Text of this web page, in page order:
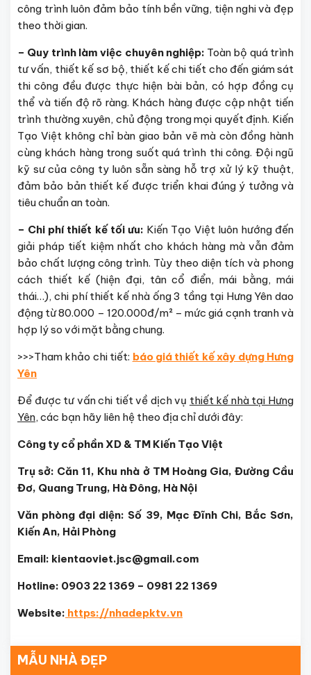
công trình luôn đảm bảo tính bền vững, tiện nghi và đẹp
theo thời gian.
– Quy trình làm việc chuyên nghiệp: Toàn bộ quá trình
tư vấn, thiết kế sơ bộ, thiết kế chi tiết cho đến giám sát
thi công đều được thực hiện bài bản, có hợp đồng cụ
thể và tiến độ rõ ràng. Khách hàng được cập nhật tiến
trình thường xuyên, chủ động trong mọi quyết định. Kiến
Tạo Việt không chỉ bàn giao bản vẽ mà còn đồng hành
cùng khách hàng trong suốt quá trình thi công. Đội ngũ
kỹ sư của công ty luôn sẵn sàng hỗ trợ xử lý kỹ thuật,
đảm bảo bản thiết kế được triển khai đúng ý tưởng và
tiêu chuẩn an toàn.
– Chi phí thiết kế tối ưu: Kiến Tạo Việt luôn hướng đến
giải pháp tiết kiệm nhất cho khách hàng mà vẫn đảm
bảo chất lượng công trình. Tùy theo diện tích và phong
cách thiết kế (hiện đại, tân cổ điển, mái bằng, mái
thái…), chi phí thiết kế nhà ống 3 tầng tại Hưng Yên dao
động từ 80.000 – 120.000đ/m² – mức giá cạnh tranh và
hợp lý so với mặt bằng chung.
>>>Tham khảo chi tiết: báo giá thiết kế xây dựng Hưng
Yên
Để được tư vấn chi tiết về dịch vụ thiết kế nhà tại Hưng
Yên, các bạn hãy liên hệ theo địa chỉ dưới đây:
Công ty cổ phần XD & TM Kiến Tạo Việt
Trụ sở: Căn 11, Khu nhà ở TM Hoàng Gia, Đường Cầu
Đơ, Quang Trung, Hà Đông, Hà Nội
Văn phòng đại diện: Số 39, Mạc Đĩnh Chi, Bắc Sơn,
Kiến An, Hải Phòng
Email: kientaoviet.jsc@gmail.com
Hotline: 0903 22 1369 – 0981 22 1369
Website: https://nhadepktv.vn
MẪU NHÀ ĐẸP